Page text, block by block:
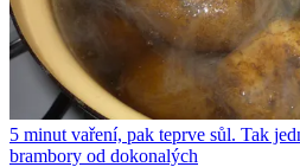
5 minut vaření, pak teprve sůl. Tak
brambory od dokonalých